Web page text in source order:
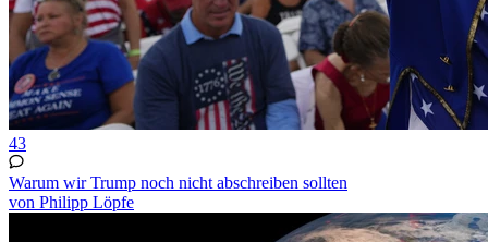
43
Warum wir Trump noch nicht abschreiben sollten
von Philipp Löpfe